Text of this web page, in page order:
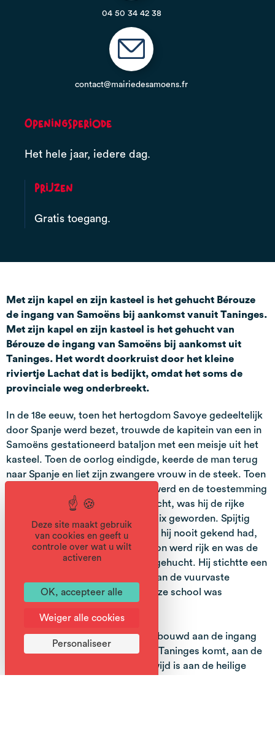
04 50 34 42 38
contact@mairiedesamoens.fr
Openingsperiode
Het hele jaar, iedere dag.
Prijzen
Gratis toegang.
Met zijn kapel en zijn kasteel is het gehucht Bérouze
de ingang van Samoëns bij aankomst vanuit Taninges.
Met zijn kapel en zijn kasteel is het gehucht van
Bérouze de ingang van Samoëns bij aankomst uit
Taninges. Het wordt doorkruist door het kleine
riviertje Lachat dat is bedijkt, omdat het soms de
provinciale weg onderbreekt.
In de 18e eeuw, toen het hertogdom Savoye gedeeltelijk
door Spanje werd bezet, trouwde de kapitein van een in
Samoëns gestationeerd bataljon met een meisje uit het
kasteel. Toen de oorlog eindigde, keerde de man terug
naar Spanje en liet zijn zwangere vrouw in de steek. Toen
het kind, een meisje, een vrouw werd en de toestemming
van haar vader om te trouwen zocht, was hij de rijke
gouverneur van de provincie Cadix geworden. Spijtig
genoeg maakte hij dit meisje, dat hij nooit gekend had,
tot zijn erfgename. De schoonzoon werd rijk en was de
weldoener van het Savoyaardse gehucht. Hij stichtte een
hogere school ter bescherming van de vuurvaste
priesters tijdens de Revolutie. Deze school was
Het kasteel van Bérouze werd gebouwd aan de ingang
van Samoëns, op de weg die van Taninges komt, aan de
andere kant van de kapel die gewijd is aan de heilige
Deze site maakt gebruik
van cookies en geeft u
controle over wat u wilt
activeren
OK, accepteer alle
Weiger alle cookies
Personaliseer